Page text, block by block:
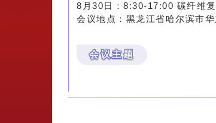
8月30日：8:30-17:00 碳纤
会议地点：黑龙江省哈尔滨市
会议主题